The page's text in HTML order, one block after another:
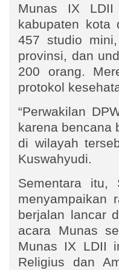
Munas IX
kabupaten kota
457 studio
provinsi, dan
200 orang.
protokol
“Perwakilan
karena bencana
di wilayah
Kuswahyudi.
Sementara itu,
menyampaikan
berjalan lancar
acara Munas
Munas IX LDII
Religius dan